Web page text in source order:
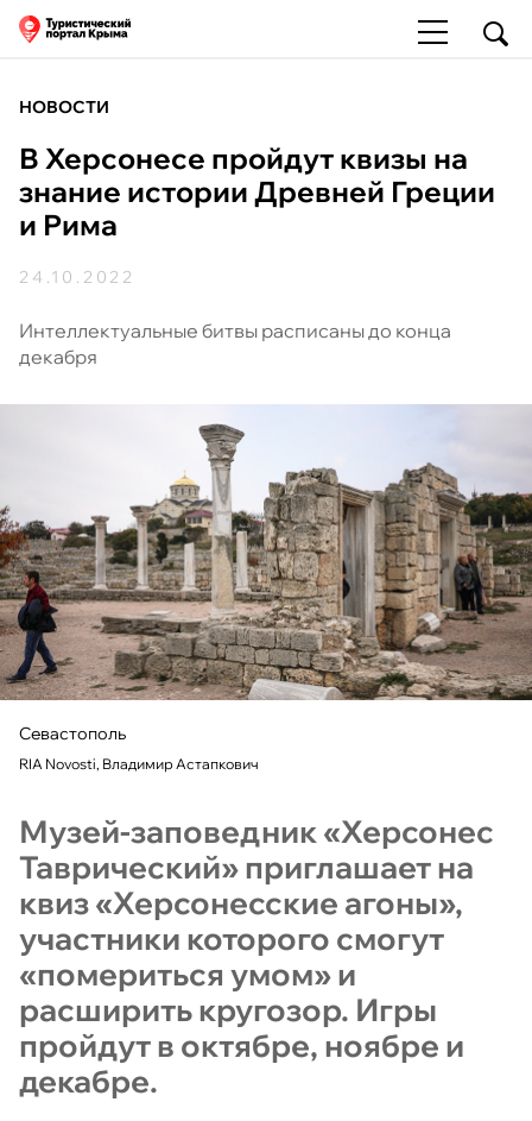
НОВОСТИ
В Херсонесе пройдут квизы на
знание истории Древней Греции
и Рима
24.10.2022
Интеллектуальные битвы расписаны до конца
декабря
Севастополь
RIA Novosti, Владимир Астапкович
Музей-заповедник «Херсонес
Таврический» приглашает на
квиз «Херсонесские агоны»,
участники которого смогут
«помериться умом» и
расширить кругозор. Игры
пройдут в октябре, ноябре и
декабре.